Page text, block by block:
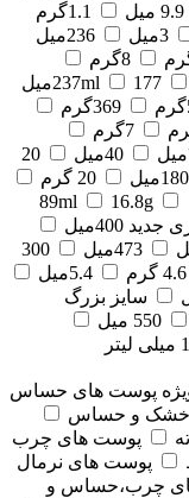
9.9 میل
1.1گرم
3میل
236میل
8گرم
237ml
177میل
369گرم
7گرم
40میل
20
180میل
20 گرم
89ml
16.8g
400میل
473میل
300
4.6 گرم
5.4میل
سایز بزرگ
550 میل
پوست های حساس
خشک و حساس
پوست های چرب
پوست های نرمال
چرب،حساس و